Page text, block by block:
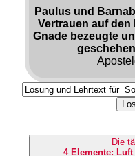
Paulus und
Vertrauen auf den
Gnade bezeugte
Die
4 Elemente: